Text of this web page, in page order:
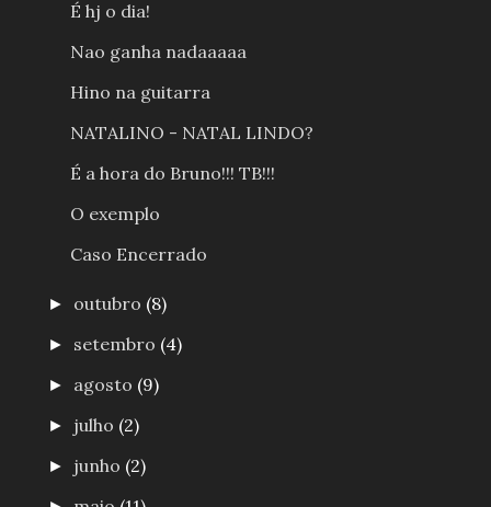
É hj o dia!
Nao ganha nadaaaaa
Hino na guitarra
NATALINO - NATAL LINDO?
É a hora do Bruno!!! TB!!!
O exemplo
Caso Encerrado
► outubro (8)
► setembro (4)
► agosto (9)
► julho (2)
► junho (2)